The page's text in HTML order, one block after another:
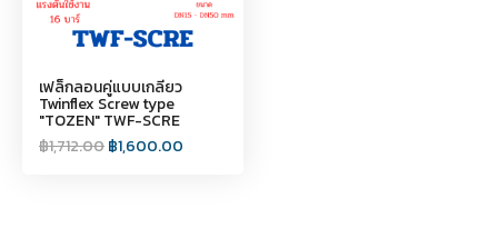
เฟล็กลอนคู่แบบเกลียว
Twinflex Screw type
"TOZEN" TWF-SCRE
฿1,712.00฿1,600.00